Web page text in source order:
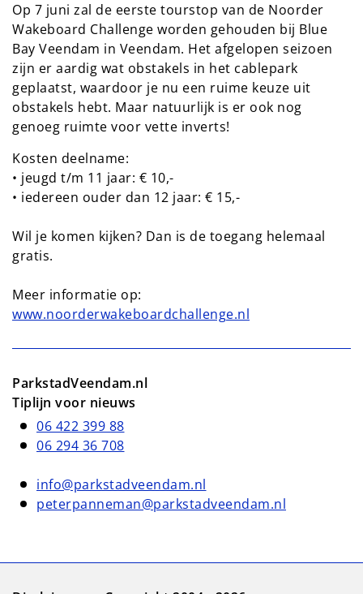
Op 7 juni zal de eerste tourstop van de Noorder
Wakeboard Challenge worden gehouden bij Blue
Bay Veendam in Veendam. Het afgelopen seizoen
zijn er aardig wat obstakels in het cablepark
geplaatst, waardoor je nu een ruime keuze uit
obstakels hebt. Maar natuurlijk is er ook nog
genoeg ruimte voor vette inverts!
Kosten deelname:
• jeugd t/m 11 jaar: € 10,-
• iedereen ouder dan 12 jaar: € 15,-
Wil je komen kijken? Dan is de toegang helemaal
gratis.
Meer informatie op:
www.noorderwakeboardchallenge.nl
ParkstadVeendam.nl
Tiplijn voor nieuws
06 422 399 88
06 294 36 708
info@parkstadveendam.nl
peterpanneman@parkstadveendam.nl